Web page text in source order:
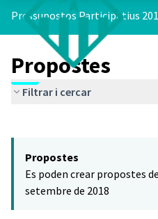
Pressupostos Participatius
Propostes
Filtrar i cercar
−
Propostes
Es poden crear propostes
setembre de 2018